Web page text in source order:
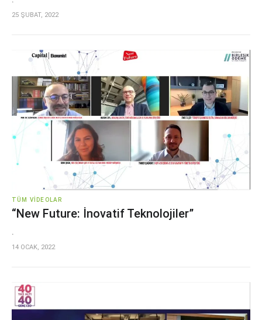
25 ŞUBAT, 2022
TÜM VIDEOLAR
“New Future: İnovatif Teknolojiler”
.
14 OCAK, 2022